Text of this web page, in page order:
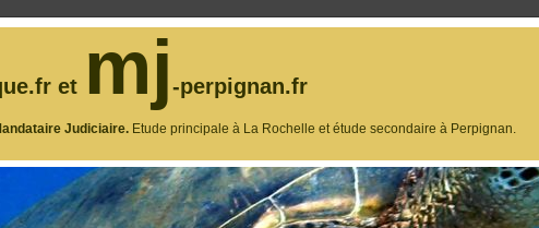
et mj-perpignan.fr
Judiciaire. Etude principale à La Rochelle et étude secondaire à Perpignan.